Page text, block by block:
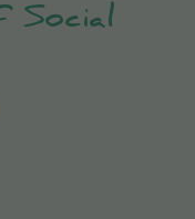
Social